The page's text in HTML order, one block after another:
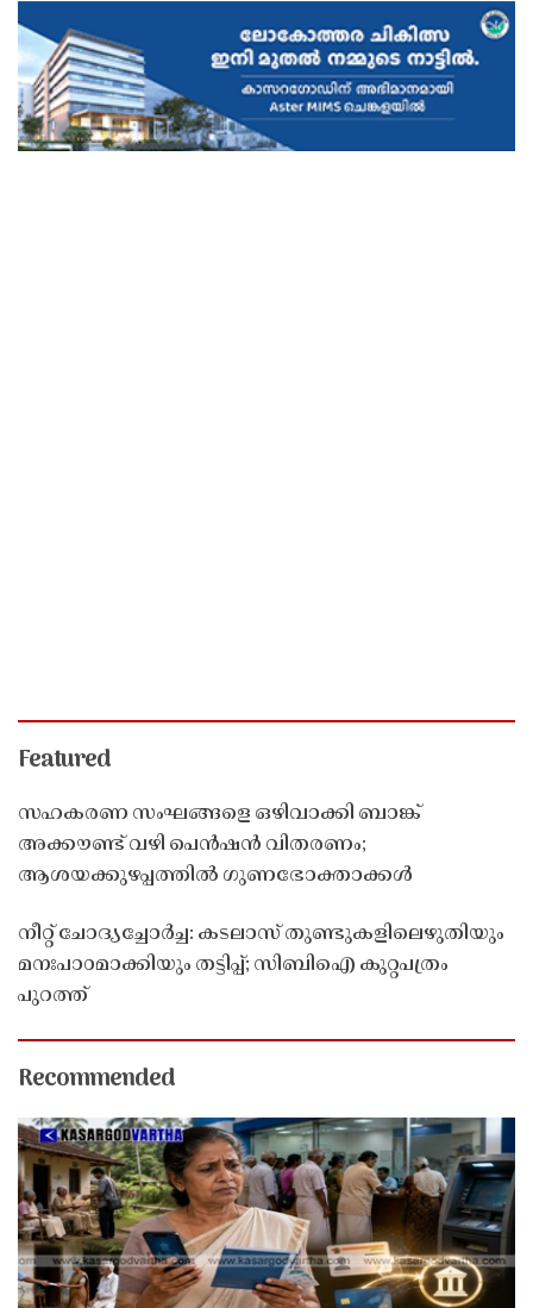
Featured
സഹകരണ സംഘങ്ങളെ ഒഴിവാക്കി ബാങ്ക്
അക്കൗണ്ട് വഴി പെൻഷൻ വിതരണം;
ആശയക്കുഴപ്പത്തിൽ ഗുണഭോക്താക്കൾ
നീറ്റ് ചോദ്യച്ചോർച്ച: കടലാസ് തുണ്ടുകളിലെഴുതിയും
മനഃപാഠമാക്കിയും തട്ടിപ്പ്; സിബിഐ കുറ്റപത്രം
പുറത്ത്
Recommended